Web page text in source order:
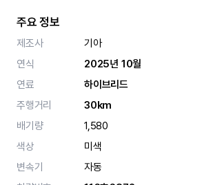
주요 정보
제조사
기아
연식
2025년 10월
연료
하이브리드
주행거리
30km
배기량
1,580
색상
미색
변속기
자동